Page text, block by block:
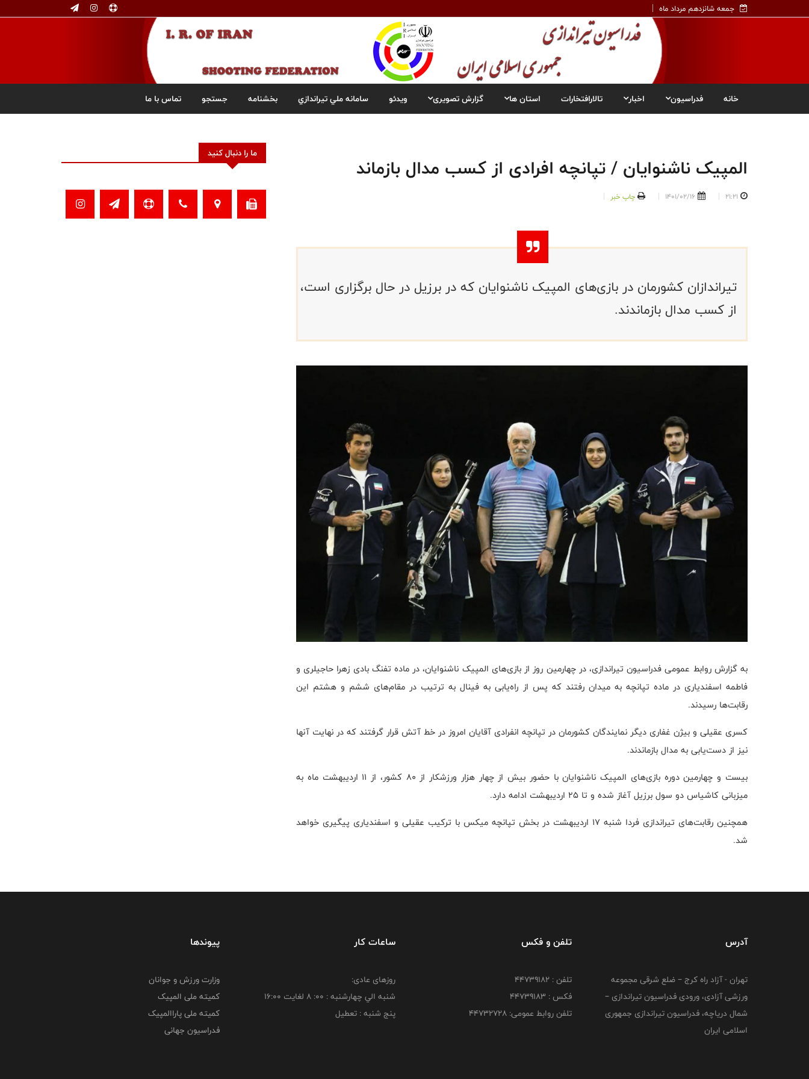
جمعه شانزدهم مرداد ماه
خانه فدراسیون اخبار تالارافتخارات استان ها گزارش تصویری ویدئو سامانه ملي تيراندازي بخشنامه جستجو تماس با ما
المپیک ناشنوایان / تپانچه افرادی از کسب مدال بازماند
21:21
1401/02/16 چاپ خبر
تیراندازان کشورمان در بازی‌های المپیک ناشنوایان که در برزیل در حال برگزاری است،
از کسب مدال بازماندند.
به گزارش روابط عمومی فدراسیون تیراندازی، در چهارمین روز از بازی‌های المپیک ناشنوایان، در ماده تفنگ بادی زهرا حاجیلری و
فاطمه اسفندیاری در ماده تپانچه به میدان رفتند که پس از راه‌یابی به فینال به ترتیب در مقام‌های ششم و هشتم این
رقابت‌ها رسیدند.
کسری عقیلی و بیژن غفاری دیگر نمایندگان کشورمان در تپانچه انفرادی آقایان امروز در خط آتش قرار گرفتند که در نهایت آنها
نیز از دست‌یابی به مدال بازماندند.
بیست و چهارمین دوره بازی‌های المپیک ناشنوایان با حضور بیش از چهار هزار ورزشکار از ۸۰ کشور، از ۱۱ اردیبهشت ماه به
میزبانی کاشیاس دو سول برزیل آغاز شده و تا ۲۵ اردیبهشت ادامه دارد.
همچنین رقابت‌های تیراندازی فردا شنبه 17 اردیبهشت در بخش تپانچه میکس با ترکیب عقیلی و اسفندیاری پیگیری خواهد
شد.
ما را دنبال کنید
آدرس
تهران - آزاد راه کرج – ضلع شرقی مجموعه
ورزشی آزادی، ورودی فدراسیون تیراندازی –
شمال دریاچه، فدراسیون تیراندازی جمهوری
اسلامی ایران
تلفن و فکس
تلفن : ۴۴۷۳۹۱۸۲
فکس : ۴۴۷۳۹۱۸3
تلفن روابط عمومی: ۴۴۷۳۲۷۲۸
ساعات کار
روزهای عادی:
شنبه الي چهارشنبه : 00: 8 لغايت 16:00
پنج شنبه : تعطیل
پیوندها
وزارت ورزش و جوانان
کمیته ملی المپیک
کمیته ملی پاراالمپیک
فدراسیون جهانی